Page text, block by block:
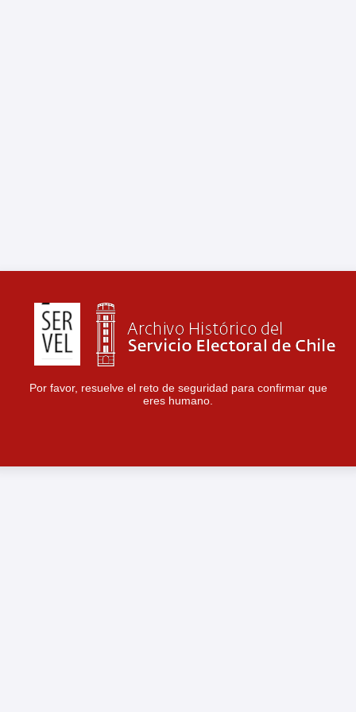
Por favor, resuelve el reto de seguridad para confirmar que
eres humano.